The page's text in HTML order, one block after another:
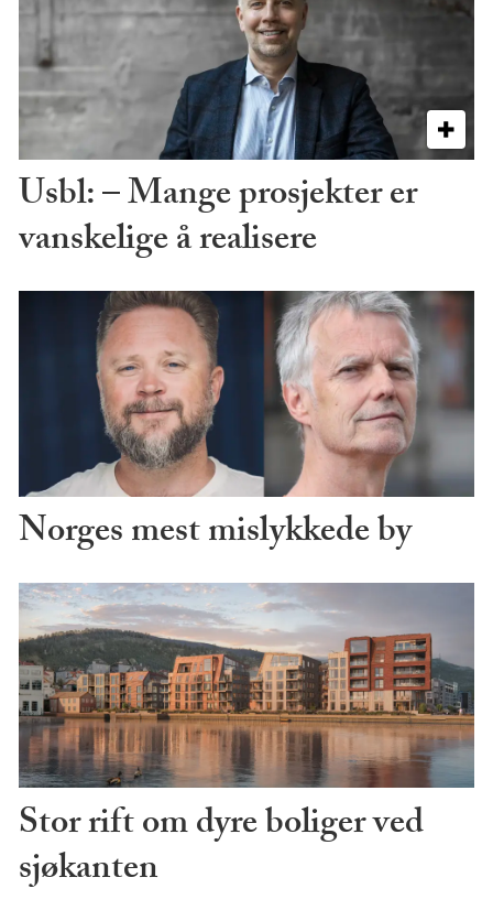
Usbl: – Mange prosjekter er
vanskelige å realisere
Norges mest mislykkede by
Stor rift om dyre boliger ved
sjøkanten